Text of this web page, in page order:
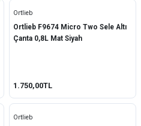
Ortlieb
Ortlieb F9674 Micro Two Sele Altı
Çanta 0,8L Mat Siyah
1.750,00TL
Ortlieb